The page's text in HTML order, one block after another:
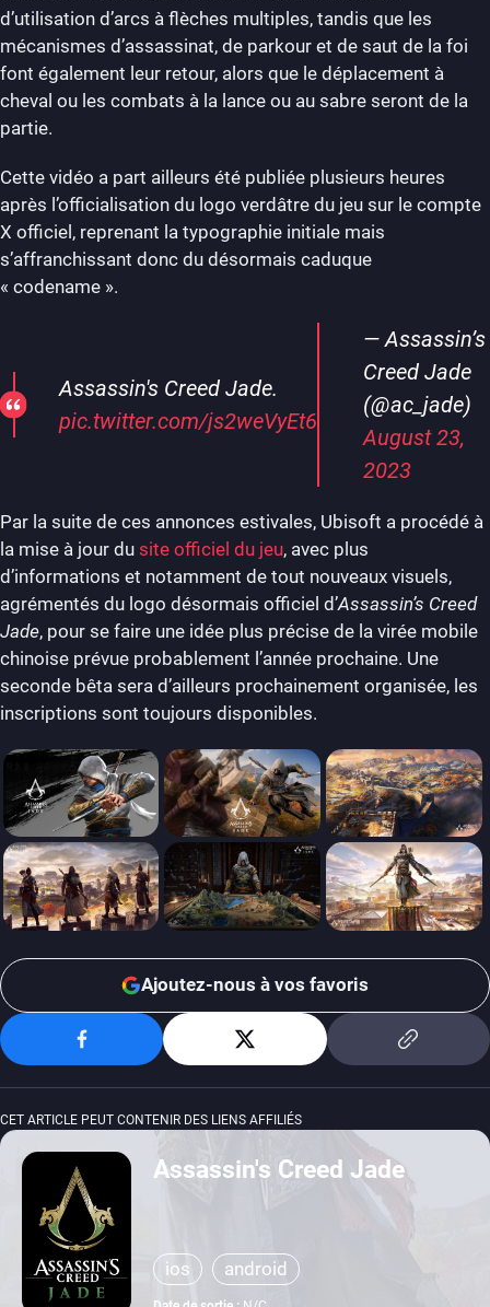
d’utilisation d’arcs à flèches multiples, tandis que les
mécanismes d’assassinat, de parkour et de saut de la foi
font également leur retour, alors que le déplacement à
cheval ou les combats à la lance ou au sabre seront de la
partie.
Cette vidéo a part ailleurs été publiée plusieurs heures
après l’officialisation du logo verdâtre du jeu sur le compte
X officiel, reprenant la typographie initiale mais
s’affranchissant donc du désormais caduque
« codename ».
Assassin's Creed Jade.
pic.twitter.com/js2weVyEt6
— Assassin’s
Creed Jade
(@ac_jade)
August 23,
2023
Par la suite de ces annonces estivales, Ubisoft a procédé à
la mise à jour du site officiel du jeu, avec plus
d’informations et notamment de tout nouveaux visuels,
agrémentés du logo désormais officiel d’Assassin’s Creed
Jade, pour se faire une idée plus précise de la virée mobile
chinoise prévue probablement l’année prochaine. Une
seconde bêta sera d’ailleurs prochainement organisée, les
inscriptions sont toujours disponibles.
Ajoutez-nous à vos favoris
CET ARTICLE PEUT CONTENIR DES LIENS AFFILIÉS
Assassin's Creed Jade
ios android